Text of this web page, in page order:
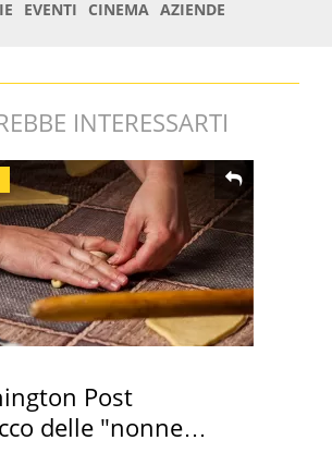
INTERESSARTI
Post
delle "nonne